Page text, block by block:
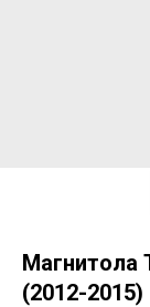
Магнитола
(2012-2015)